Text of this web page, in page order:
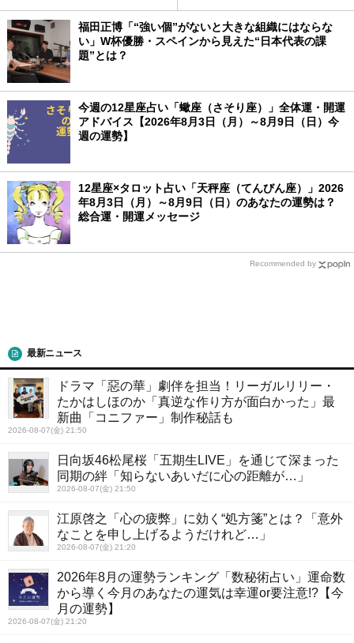
福田正博「“強い個”がないと大きな組織にはならな
い」W杯優勝・スペインから見えた“日本代表の課
題”とは？
今週の12星座占い「蠍座（さそり座）」全体運・開運
アドバイス【2026年8月3日（月）～8月9日（日）今
週の運勢】
12星座×タロット占い「天秤座（てんびん座）」2026
年8月3日（月）～8月9日（日）のあなたの運勢は？
総合運・開運メッセージ
Recommended by
最新ニュース
ドラマ「惡の華」劇伴を担当！リーガルリリー・
たかはしほのか「真逆な作り方が面白かった」最
新曲「コニファー」制作秘話も
2026-08-07(金) 21:50
日向坂46松尾桜「五期生LIVE」を通じて深まった
同期の絆「知らないあいだに心の距離が…」
2026-08-07(金) 21:50
江原啓之「心の疲弊」に効く“処方箋”とは？「意外
なことを申し上げるようだけれど…」
2026-08-07(金) 21:20
2026年8月の運勢ランキング「数秘術占い」運命数
から導く今月のあなたの運気は幸運or要注意!?【今
月の運勢】
2026-08-07(金) 21:20